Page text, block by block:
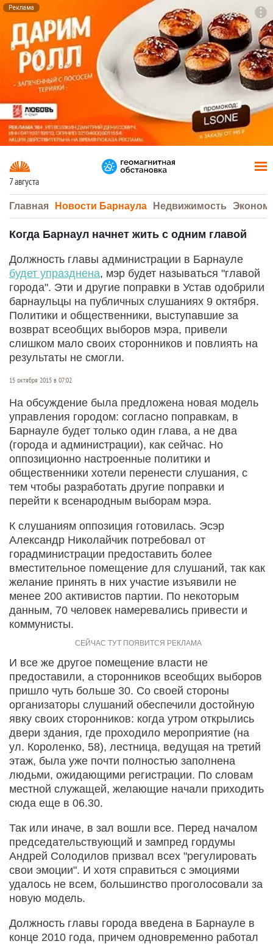
Реклама
7 августа
Главная Новости Барнаула Недвижимость
Когда Барнаул начнет жить с одним главой
Должность главы администрации в Барнауле
будет упразднена, мэр будет называться "главой
города". Эти и другие поправки в Устав одобрили
барнаульцы на публичных слушаниях 9 октября.
Политики и общественники, выступавшие за
возврат всеобщих выборов мэра, привели
слишком мало своих сторонников и повлиять на
результаты не смогли.
15 октября 2015 в 07:02
На обсуждение была предложена новая модель
управления городом: согласно поправкам, в
Барнауле будет только один глава, а не два
(города и администрации), как сейчас. Но
оппозиционно настроенные политики и
общественники хотели перенести слушания, с
тем чтобы разработать другие поправки и
перейти к всенародным выборам мэра.
К слушаниям оппозиция готовилась. Эсэр
Александр Николайчик потребовал от
горадминистрации предоставить более
вместительное помещение для слушаний, так как
желание принять в них участие изъявили не
менее 200 активистов партии. По некоторым
данным, 70 человек намеревались привести и
коммунисты.
И все же другое помещение власти не
предоставили, а сторонников всеобщих выборов
пришло чуть больше 30. Со своей стороны
организаторы слушаний обеспечили достойную
явку своих сторонников: когда утром открылись
двери здания, где проходило мероприятие (на
ул. Короленко, 58), лестница, ведущая на третий
этаж, была уже почти полностью заполнена
людьми, ожидающими регистрации. По словам
местной служащей, желающие начали приходить
сюда еще в 06.30.
Так или иначе, в зал вошли все. Перед началом
председательствующий и зампред гордумы
Андрей Солодилов призвал всех "регулировать
свои эмоции". И хотя справиться с эмоциями
удалось не всем, большинство проголосовали за
новую модель.
Должность главы города введена в Барнауле в
конце 2010 года, причем одновременно работал